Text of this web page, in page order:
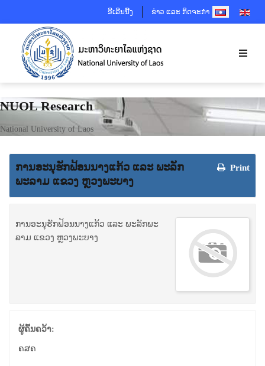
ອີເລີນນີ້ງ ຂ່າວ ແລະ ກິດຈະກຳSELECT YOUR
NUOL Research
National University of Laos
Print
ການ​ອະ​ນຸ​ຮັກ​ຟ້ອນ​ນາງ​ແກ້ວ ແລະ ພະ​ລັກ​
ພະ​ລາມ ແຂວງ ຫຼວງ​ພະ​ບາງ
ການ​ອະ​ນຸ​ຮັກ​ຟ້ອນ​ນາງ​ແກ້ວ ແລະ ພະ​ລັກ​ພະ​
ລາມ ແຂວງ ຫຼວງ​ພະ​ບາງ
ຜູ້ຄົ້ນຄວ້າ:
ຄສຄ